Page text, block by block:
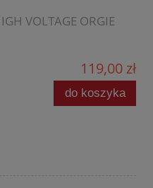
VOLTAGE ORGIE
119,00 zł
do koszyka